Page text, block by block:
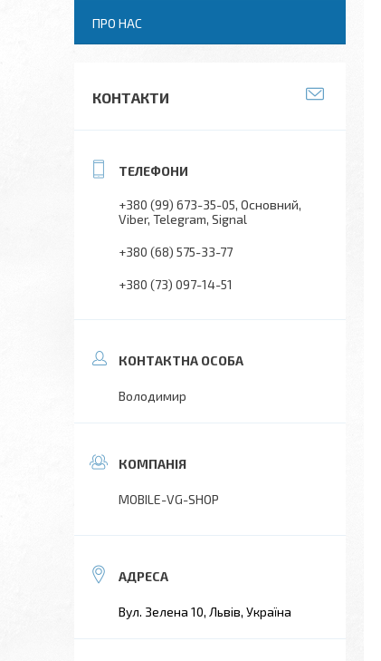
ПРО НАС
КОНТАКТИ
+380 (99) 673-35-05 Основний,
Viber, Telegram, Signal
+380 (68) 575-33-77
+380 (73) 097-14-51
Володимир
MOBILE-VG-SHOP
Вул. Зелена 10, Львів, Україна